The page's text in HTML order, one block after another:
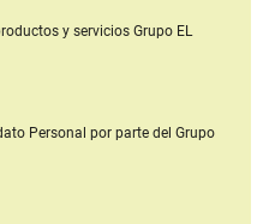
y serviciosGrupo EL
Personal por parte del Grupo